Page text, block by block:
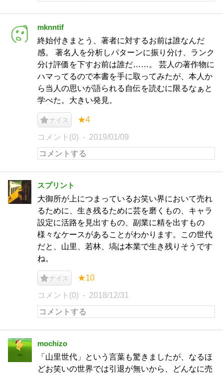
mknntif
終始付きまとう、著者に対するお前は誰なんだ
感。 著名人を分析しパターンに振り分け、ランク
分け評価を下すお前は誰だ……。 芸人の著作物に
ハマってるので本書を手に取ってみたが、本人か
ら当人の思いが語られる自伝を読むに限るなぁと
学べた。大きい発見。
ナイス ★4
コメント(0) 2019/01/09
スプリント
大御所が上につまっているお笑い界において売れ
るために、生き残るために芸を磨くもの、キャラ
設定に活路を見出すもの、副業に精を出すもの
様々なケースがあることがわかります。この世代
だと、山里、若林、塙は本業で生き残りそうです
ね。
ナイス ★10
コメント(0) 2018/12/31
mochizo
「山里世代」という言葉も驚きましたが、なるほ
どお笑いの世界では引退が無いから、どんなに売